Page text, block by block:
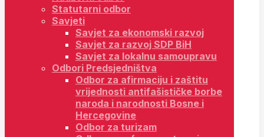
Statutarni odbor
Savjeti
Savjet za ekonomski razvoj
Savjet za razvoj SDP BiH
Savjet za lokalnu samoupravu
Odbori Predsjedništva
Odbor za afirmaciju i zaštitu
vrijednosti antifašističke borbe
naroda i narodnosti Bosne i
Hercegovine
Odbor za turizam